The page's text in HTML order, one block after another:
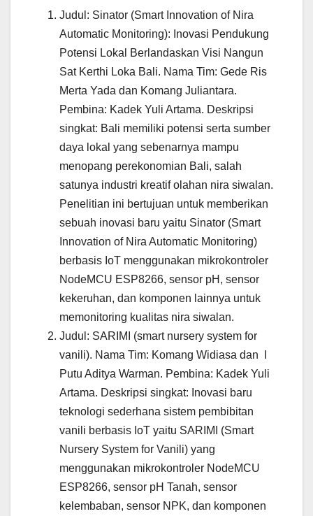
Judul: Sinator (Smart Innovation of Nira
Automatic Monitoring): Inovasi Pendukung
Potensi Lokal Berlandaskan Visi Nangun
Sat Kerthi Loka Bali. Nama Tim: Gede Ris
Merta Yada dan Komang Juliantara.
Pembina: Kadek Yuli Artama. Deskripsi
singkat: Bali memiliki potensi serta sumber
daya lokal yang sebenarnya mampu
menopang perekonomian Bali, salah
satunya industri kreatif olahan nira siwalan.
Penelitian ini bertujuan untuk memberikan
sebuah inovasi baru yaitu Sinator (Smart
Innovation of Nira Automatic Monitoring)
berbasis IoT menggunakan mikrokontroler
NodeMCU ESP8266, sensor pH, sensor
kekeruhan, dan komponen lainnya untuk
memonitoring kualitas nira siwalan.
Judul: SARIMI (smart nursery system for
vanili). Nama Tim: Komang Widiasa dan I
Putu Aditya Warman. Pembina: Kadek Yuli
Artama. Deskripsi singkat: Inovasi baru
teknologi sederhana sistem pembibitan
vanili berbasis IoT yaitu SARIMI (Smart
Nursery System for Vanili) yang
menggunakan mikrokontroler NodeMCU
ESP8266, sensor pH Tanah, sensor
kelembaban, sensor NPK, dan komponen